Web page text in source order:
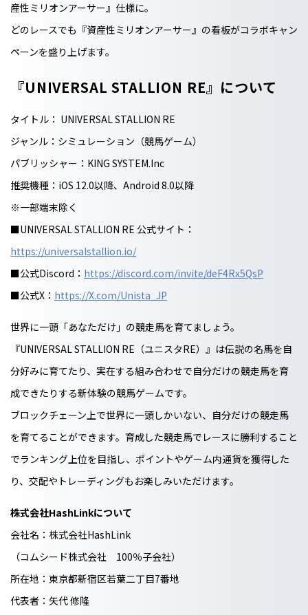
産性ミリオンアーサー』仕様に。
どのレースでも『資産性ミリオンアーサー』の看板がコラボキャン
ペーンを盛り上げます。
『UNIVERSAL STALLION RE』について
タイトル： UNIVERSAL STALLION RE
ジャンル：シミュレーション（競馬ゲーム）
パブリッシャー：KING SYSTEM.Inc
推奨機種：iOS 12.0以降、Android 8.0以降
※一部端末除く
■UNIVERSAL STALLION RE 公式サイト：
https://universalstallion.io/
■公式Discord： https://discord.com/invite/deF4Rx5QsP
■公式X： https://X.com/Unista_JP
世界に一頭「あなただけ」の競走馬を育てましょう。
『UNIVERSAL STALLION RE（ユニスタRE）』は伝説の名馬を自
分好みに育てたり、実在する組み合わせで自分だけの競走馬を育
成できたりする新体験の競馬ゲームです。
ブロックチェーン上で世界に一頭しかいない、自分だけの競走馬
を育てることができます。育成した競走馬でレースに勝利すること
でランキング上位を目指し、ポイントやゲーム内通貨を獲得した
り、交配やトレーディングもお楽しみいただけます。
株式会社HashLinkについて
会社名：株式会社HashLink
（コムシード株式会社 100％子会社）
所在地：東京都新宿区若葉二丁目7番地
代表者：矢代 修隆